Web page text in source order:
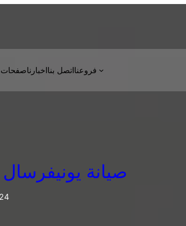
صفحاتاخبارنااتصل بنافروعنا
صيانة يونيفرسال في